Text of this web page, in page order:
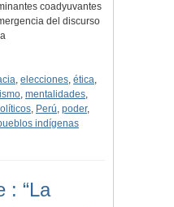
coadyuvantes
del discurso
, elecciones, ética,
, mentalidades,
, Perú, poder,
indígenas
: “La